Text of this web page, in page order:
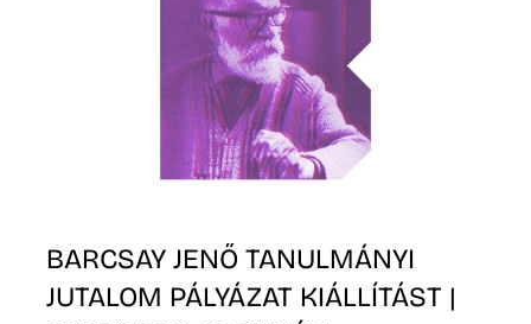
BARCSAY JENŐ TANULMÁNYI
JUTALOM PÁLYÁZAT KIÁLLÍTÁST |